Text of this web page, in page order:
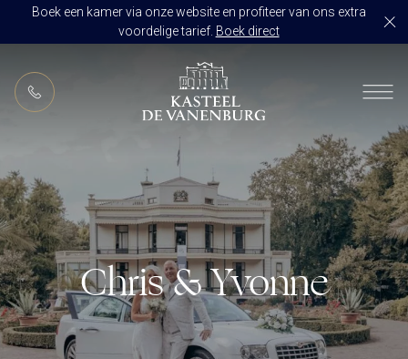
Boek een kamer via onze website en profiteer van ons extra
voordelige tarief. Boek direct
NL
RESTAURANT DE VANENBURG
BRASSERIE DE HOEVE
CULINAIR GENIETEN ARRANGEMENT
KAMERS
ARRANGEMENTEN
ALLES OP ÉÉN LOCATIE
TROUWZALEN
VOORBEELDOFFERTE
BRUIDSSUITE
TROUWLOCATIE ROUTE
ARRANGEMENTEN
ACTIVITEITEN
CONGRES OF CONFERENTIE
EVENEMENT
JUBILEUM
FEEST
Chris & Yvonne